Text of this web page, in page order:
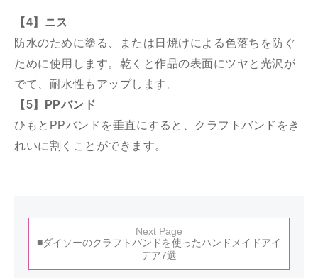
【4】ニス
防水のために塗る、または日焼けによる色落ちを防ぐ
ために使用します。乾くと作品の表面にツヤと光沢が
でて、耐水性もアップします。
【5】PPバンド
ひもとPPバンドを垂直にすると、クラフトバンドをき
れいに割くことができます。
Next Page
■ダイソーのクラフトバンドを使ったハンドメイドアイ
デア7選